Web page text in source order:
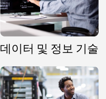
데이터 및 정보 기술